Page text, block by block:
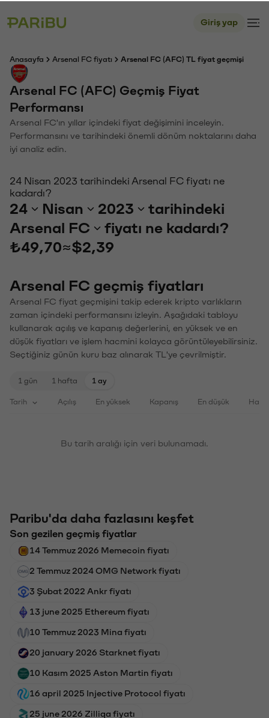
Giriş yap
Anasayfa Arsenal FC fiyatı Arsenal FC (AFC) TL fiyat geçmişi
Arsenal FC (AFC) Geçmiş Fiyat
Performansı
Arsenal FC'ın yıllar içindeki fiyat değişimini inceleyin.
Performansını ve tarihindeki önemli dönüm noktalarını daha
iyi analiz edin.
24 Nisan 2023 tarihindeki Arsenal FC fiyatı ne
kadardı?
24 Nisan 2023
tarihindeki
Arsenal FC
fiyatı ne kadardı?
₺49,70≈$2,39
Arsenal FC geçmiş fiyatları
Arsenal FC fiyat geçmişini takip ederek kripto varlıkların
zaman içindeki performansını izleyin. Aşağıdaki tabloyu
kullanarak açılış ve kapanış değerlerini, en yüksek ve en
düşük fiyatları ve işlem hacmini kolayca görüntüleyebilirsiniz.
Seçtiğiniz günün kuru baz alınarak TL'ye çevrilmiştir.
1 gün 1 hafta 1 ay
Tarih Açılış En yüksek Kapanış En düşük
Bu tarih aralığı için veri bulunamadı.
Paribu'da daha fazlasını keşfet
Son gezilen geçmiş fiyatlar
14 Temmuz 2026 Memecoin fiyatı
2 Temmuz 2024 OMG Network fiyatı
3 Şubat 2022 Ankr fiyatı
13 june 2025 Ethereum fiyatı
10 Temmuz 2023 Mina fiyatı
20 january 2026 Starknet fiyatı
10 Kasım 2025 Aston Martin fiyatı
16 april 2025 Injective Protocol fiyatı
25 june 2026 Zilliqa fiyatı